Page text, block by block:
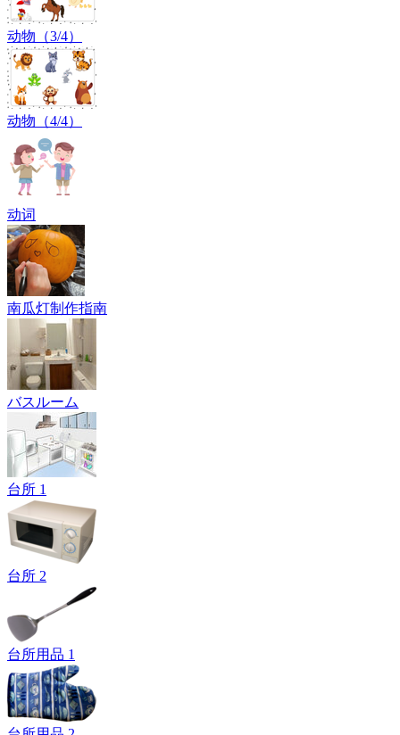
动物（3/4）
动物（4/4）
动词
南瓜灯制作指南
バスルーム
台所 1
台所 2
台所用品 1